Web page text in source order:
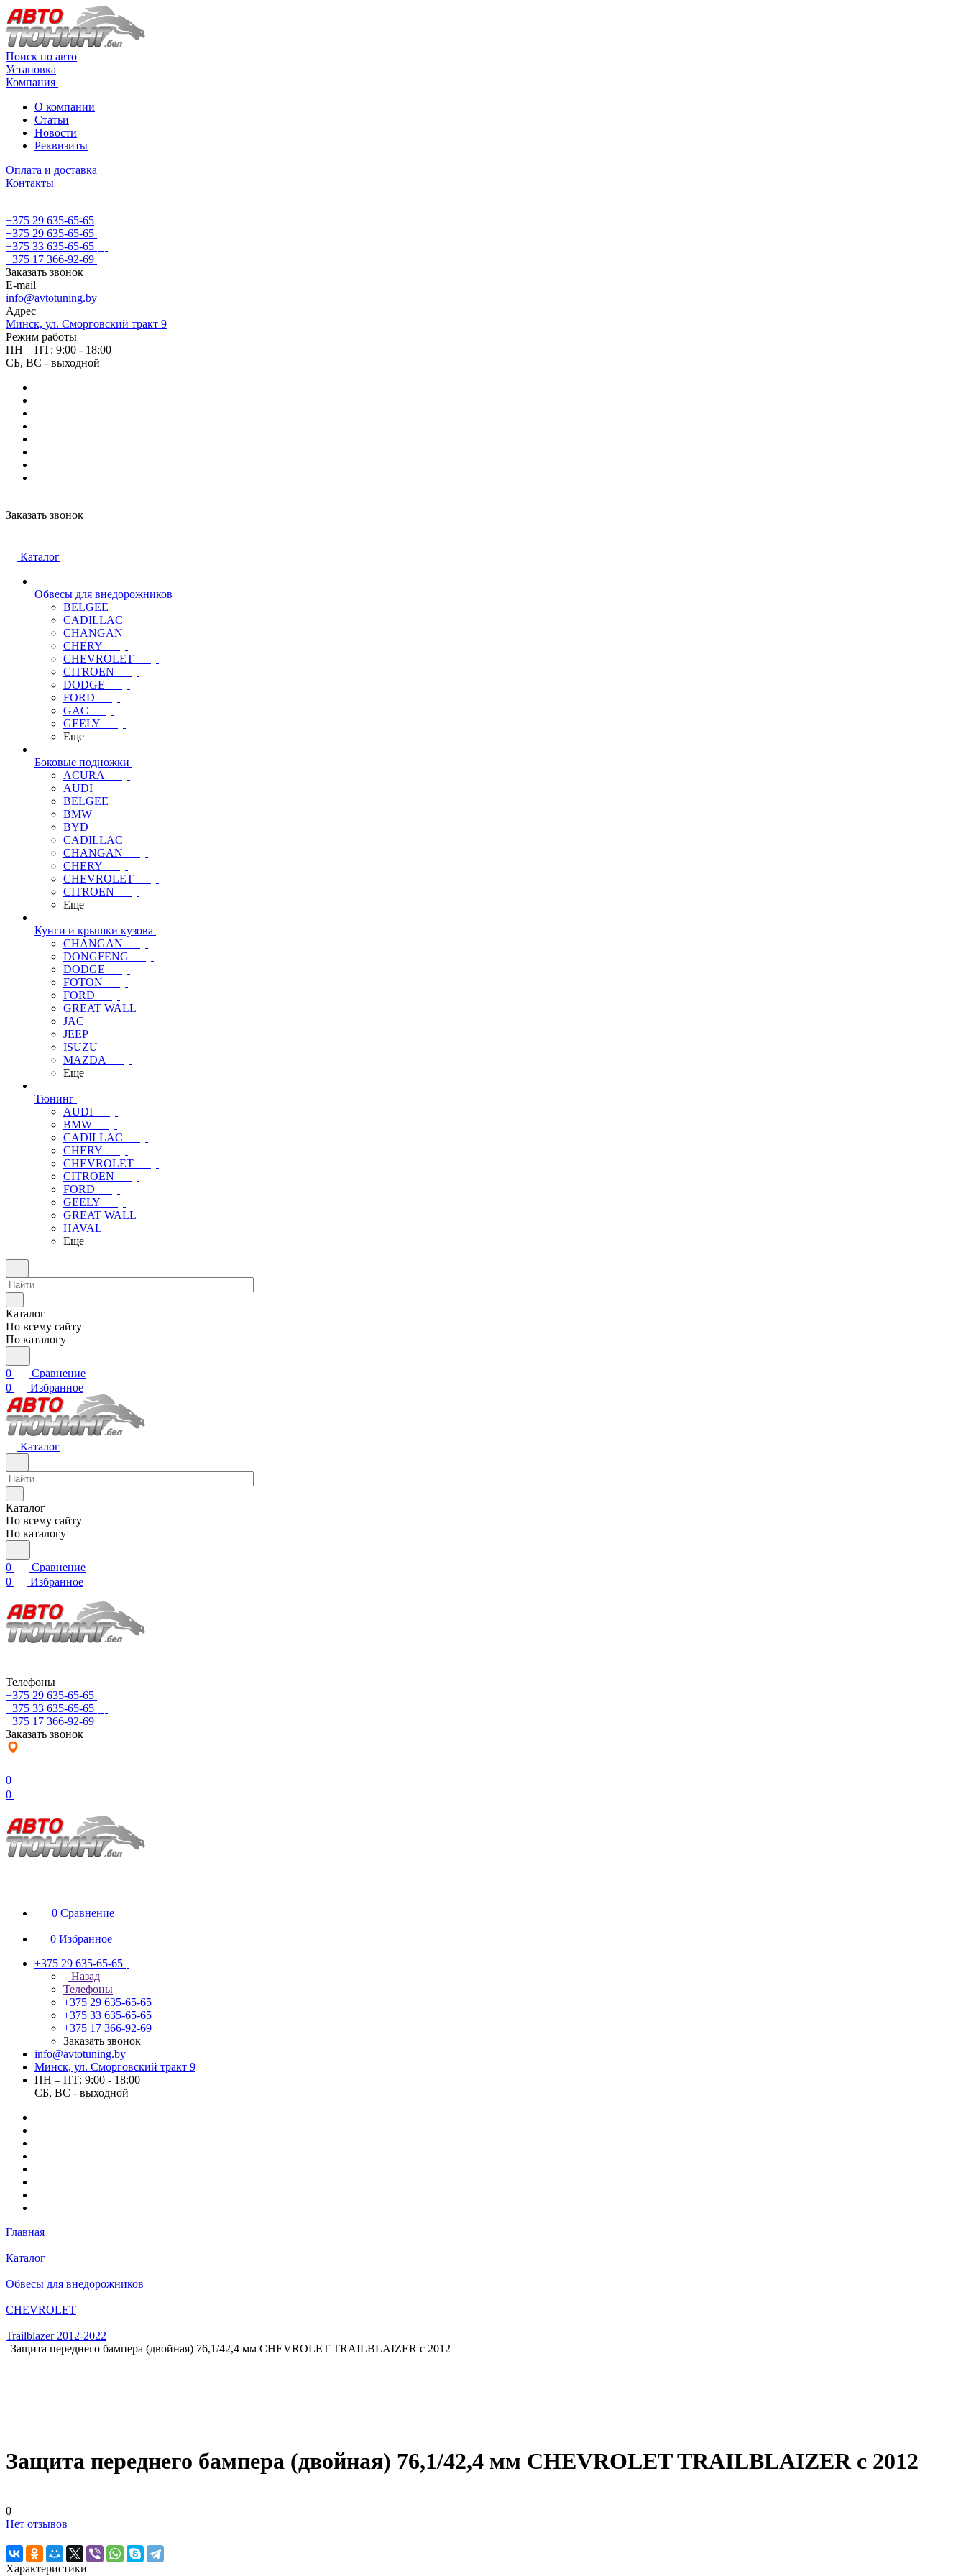
Поиск по авто
Установка
Компания
О компании
Статьи
Новости
Реквизиты
Оплата и доставка
Контакты
+375 29 635-65-65
+375 29 635-65-65
+375 33 635-65-65
+375 17 366-92-69
Заказать звонок
E-mail
info@avtotuning.by
Адрес
Минск, ул. Сморговский тракт 9
Режим работы
ПН – ПТ: 9:00 - 18:00
СБ, ВС - выходной
Заказать звонок
Каталог
Обвесы для внедорожников
BELGEE
CADILLAC
CHANGAN
CHERY
CHEVROLET
CITROEN
DODGE
FORD
GAC
GEELY
Еще
Боковые подножки
ACURA
AUDI
BELGEE
BMW
BYD
CADILLAC
CHANGAN
CHERY
CHEVROLET
CITROEN
Еще
Кунги и крышки кузова
CHANGAN
DONGFENG
DODGE
FOTON
FORD
GREAT WALL
JAC
JEEP
ISUZU
MAZDA
Еще
Тюнинг
AUDI
BMW
CADILLAC
CHERY
CHEVROLET
CITROEN
FORD
GEELY
GREAT WALL
HAVAL
Еще
Каталог
По всему сайту
По каталогу
0
Сравнение
0
Избранное
Каталог
Каталог
По всему сайту
По каталогу
0
Сравнение
0
Избранное
Телефоны
+375 29 635-65-65
+375 33 635-65-65
+375 17 366-92-69
Заказать звонок
0
0
0 Сравнение
0 Избранное
+375 29 635-65-65
Назад
Телефоны
+375 29 635-65-65
+375 33 635-65-65
+375 17 366-92-69
Заказать звонок
info@avtotuning.by
Минск, ул. Сморговский тракт 9
ПН – ПТ: 9:00 - 18:00
СБ, ВС - выходной
Главная
Каталог
Обвесы для внедорожников
CHEVROLET
Trailblazer 2012-2022
Защита переднего бампера (двойная) 76,1/42,4 мм CHEVROLET TRAILBLAIZER с 2012
Защита переднего бампера (двойная) 76,1/42,4 мм CHEVROLET TRAILBLAIZER с 2012
0
Нет отзывов
Характеристики